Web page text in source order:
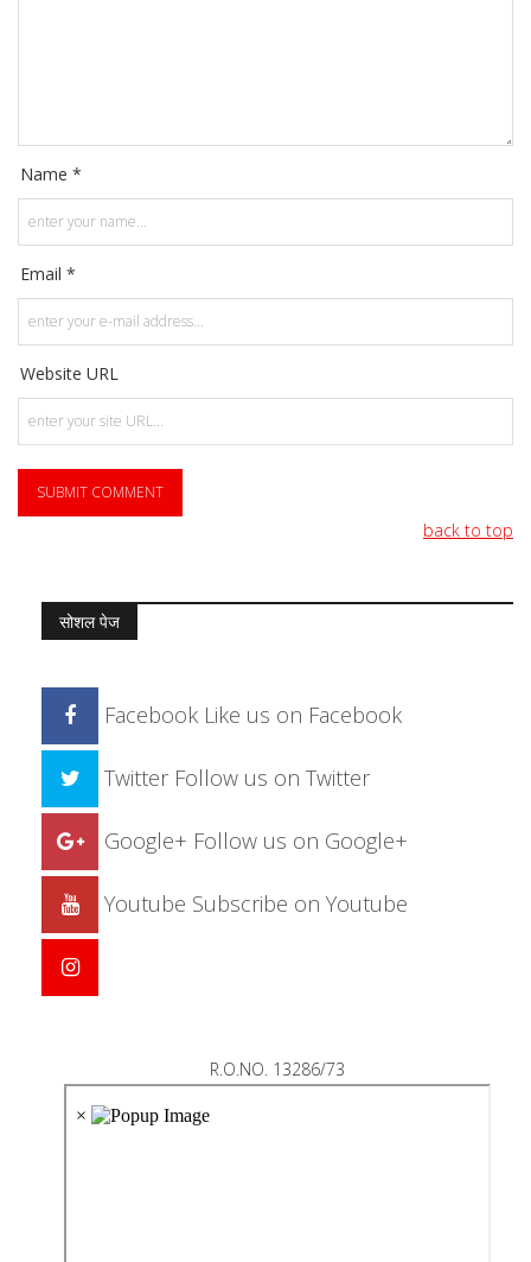
Name *
Email *
Website URL
back to top
सोशल पेज
Facebook Like us on Facebook
Twitter Follow us on Twitter
Google+ Follow us on Google+
Youtube Subscribe on Youtube
R.O.NO. 13286/73